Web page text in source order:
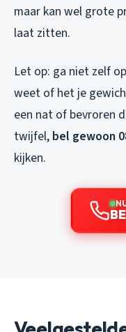
maar kan wel grote
laat zitten.
Let op: ga niet zelf
weet of het je
een nat of bevroren
twijfel, bel gewoon
kijken.